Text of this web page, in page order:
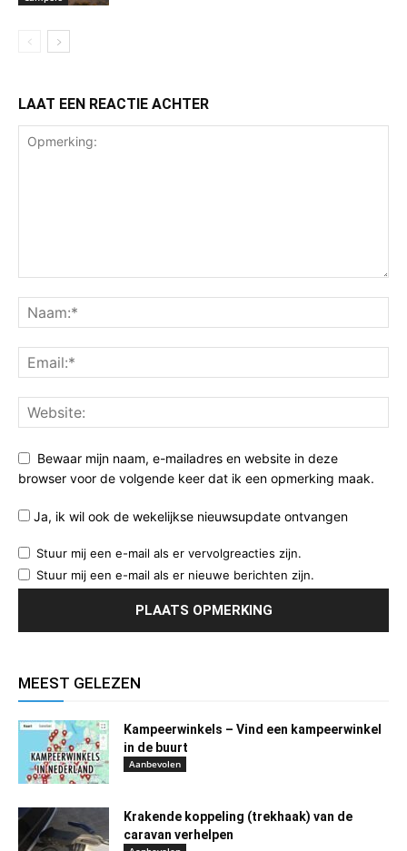
LAAT EEN REACTIE ACHTER
Bewaar mijn naam, e-mailadres en website in deze
browser voor de volgende keer dat ik een opmerking maak.
Ja, ik wil ook de wekelijkse nieuwsupdate ontvangen
Stuur mij een e-mail als er vervolgreacties zijn.
Stuur mij een e-mail als er nieuwe berichten zijn.
MEEST GELEZEN
Kampeerwinkels – Vind een kampeerwinkel
in de buurt
Aanbevolen
Krakende koppeling (trekhaak) van de
caravan verhelpen